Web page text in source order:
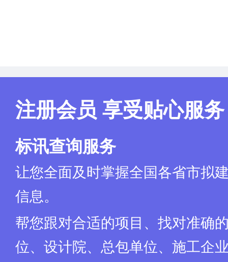
注册会员 享受贴心服务
标讯查询服务
让您全面及时掌握全国各省市拟
信息。
帮您跟对合适的项目、找对准确
位、设计院、总包单位、施工企